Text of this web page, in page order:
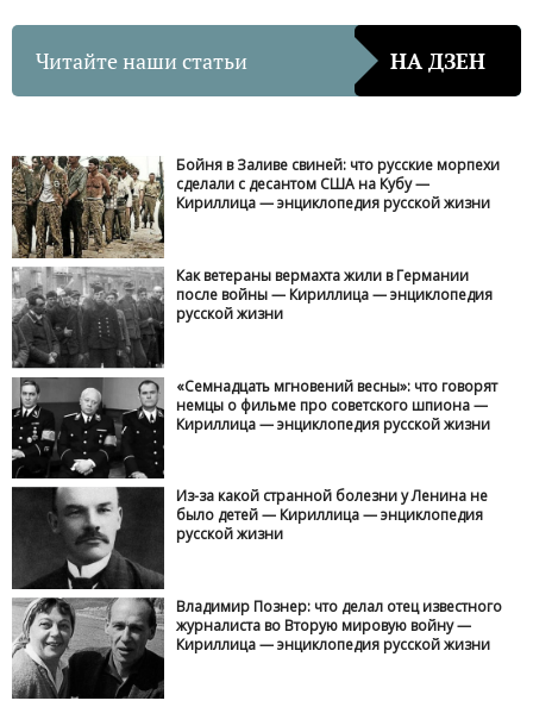
Читайте наши статьи НА ДЗЕН
Бойня в Заливе свиней: что русские морпехи
сделали с десантом США на Кубу —
Кириллица — энциклопедия русской жизни
Как ветераны вермахта жили в Германии
после войны — Кириллица — энциклопедия
русской жизни
«Семнадцать мгновений весны»: что говорят
немцы о фильме про советского шпиона —
Кириллица — энциклопедия русской жизни
Из-за какой странной болезни у Ленина не
было детей — Кириллица — энциклопедия
русской жизни
Владимир Познер: что делал отец известного
журналиста во Вторую мировую войну —
Кириллица — энциклопедия русской жизни